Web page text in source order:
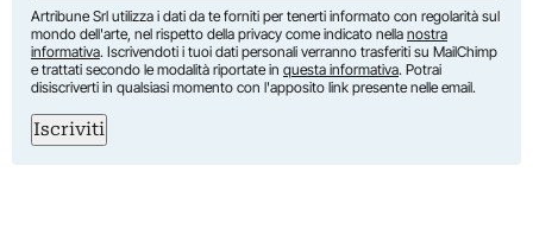
Artribune Srl utilizza i dati da te forniti per tenerti informato con regolarità sul
mondo dell'arte, nel rispetto della privacy come indicato nella nostra
informativa. Iscrivendoti i tuoi dati personali verranno trasferiti su MailChimp
e trattati secondo le modalità riportate in questa informativa. Potrai
disiscriverti in qualsiasi momento con l'apposito link presente nelle email.
Iscriviti